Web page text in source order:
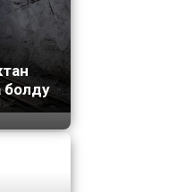
болду